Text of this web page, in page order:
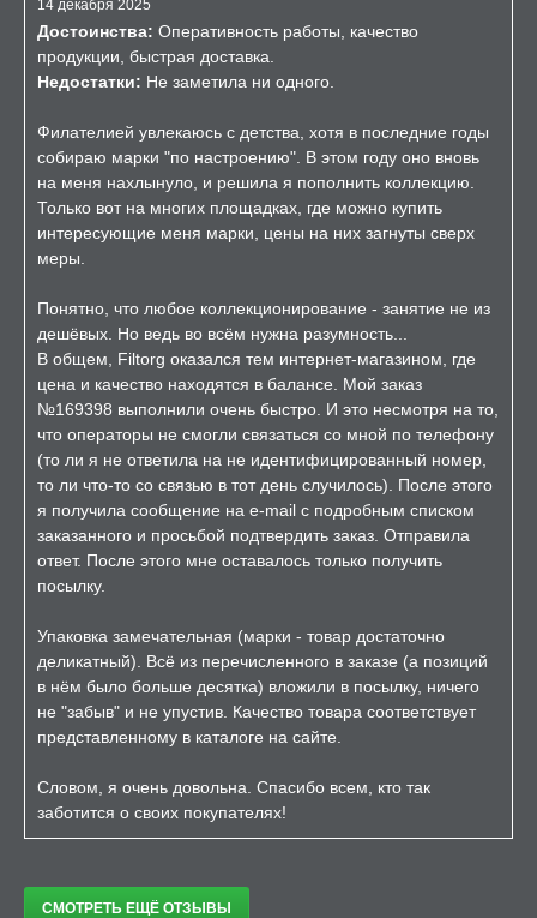
14 декабря 2025
Достоинства: Оперативность работы, качество
продукции, быстрая доставка.
Недостатки: Не заметила ни одного.
Филателией увлекаюсь с детства, хотя в последние годы
собираю марки "по настроению". В этом году оно вновь
на меня нахлынуло, и решила я пополнить коллекцию.
Только вот на многих площадках, где можно купить
интересующие меня марки, цены на них загнуты сверх
меры.
Понятно, что любое коллекционирование - занятие не из
дешёвых. Но ведь во всём нужна разумность...
В общем, Filtorg оказался тем интернет-магазином, где
цена и качество находятся в балансе. Мой заказ
№169398 выполнили очень быстро. И это несмотря на то,
что операторы не смогли связаться со мной по телефону
(то ли я не ответила на не идентифицированный номер,
то ли что-то со связью в тот день случилось). После этого
я получила сообщение на e-mail с подробным списком
заказанного и просьбой подтвердить заказ. Отправила
ответ. После этого мне оставалось только получить
посылку.
Упаковка замечательная (марки - товар достаточно
деликатный). Всё из перечисленного в заказе (а позиций
в нём было больше десятка) вложили в посылку, ничего
не "забыв" и не упустив. Качество товара соответствует
представленному в каталоге на сайте.
Словом, я очень довольна. Спасибо всем, кто так
заботится о своих покупателях!
СМОТРЕТЬ ЕЩЁ ОТЗЫВЫ